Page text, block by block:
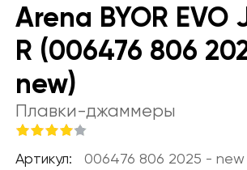
Arena BYOR EVO
R (006476 806
new)
Плавки-джаммеры
Артикул: 006476 806 2025 - new